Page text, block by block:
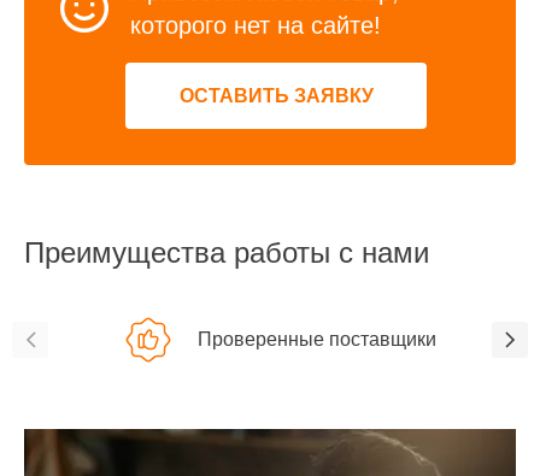
которого нет на сайте!
ОСТАВИТЬ ЗАЯВКУ
Преимущества работы с нами
Проверенные поставщики